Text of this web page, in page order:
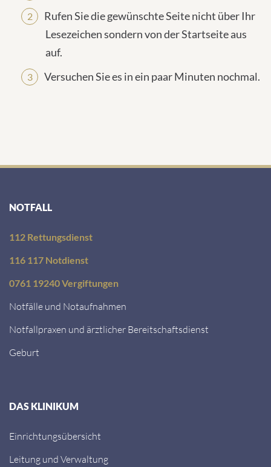
Rufen Sie die gewünschte Seite nicht über Ihr
Lesezeichen sondern von der Startseite aus
auf.
Versuchen Sie es in ein paar Minuten nochmal.
NOTFALL
112 Rettungsdienst
116 117 Notdienst
0761 19240 Vergiftungen
Notfälle und Notaufnahmen
Notfallpraxen und ärztlicher Bereitschaftsdienst
Geburt
DAS KLINIKUM
Einrichtungsübersicht
Leitung und Verwaltung